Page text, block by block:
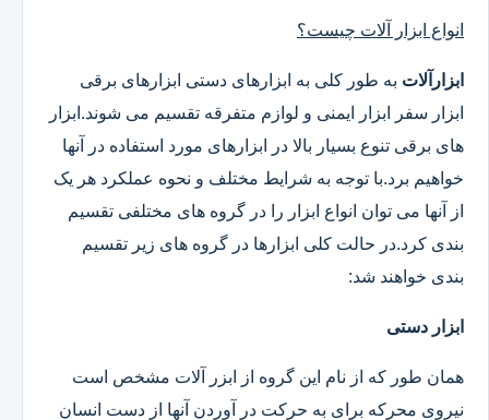
انواع ابزار آلات چیست؟
ابزارآلات به طور کلی به ابزارهای دستی ابزارهای برقی
ابزار سفر ابزار ایمنی و لوازم متفرقه تقسیم می شوند.ابزار
های برقی تنوع بسیار بالا در ابزارهای مورد استفاده در آنها
خواهیم برد.با توجه به شرایط مختلف و نحوه عملکرد هر یک
از آنها می توان انواع ابزار را در گروه های مختلفی تقسیم
بندی کرد.در حالت کلی ابزارها در گروه های زیر تقسیم
بندی خواهند شد:
ابزار دستی
همان طور که از نام این گروه از ابزر آلات مشخص است
نیروی محرکه برای به حرکت در آوردن آنها از دست انسان